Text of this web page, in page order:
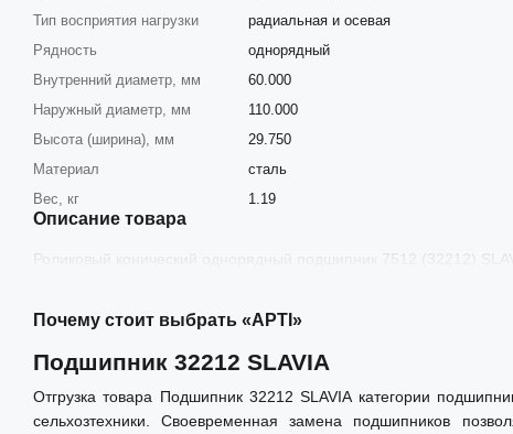
Тип восприятия нагрузки
радиальная и осевая
Рядность
однорядный
Внутренний диаметр, мм
60.000
Наружный диаметр, мм
110.000
Высота (ширина), мм
29.750
Материал
сталь
Вес, кг
1.19
Описание товара
Роликовый конический однорядный подшипник 7512 (32212)
Почему стоит выбрать «АРТІ»
Подшипник 32212 SLAVIA
Отгрузка товара Подшипник 32212 SLAVIA категории
сельхозтехники. Своевременная замена подшипников